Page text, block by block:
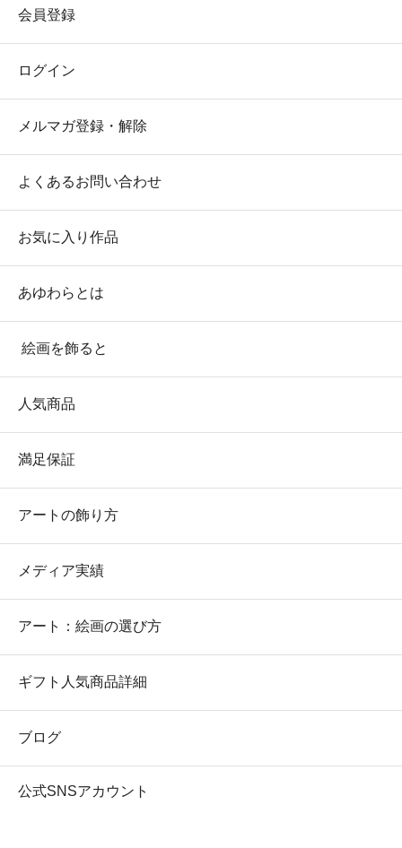
会員登録
ログイン
メルマガ登録・解除
よくあるお問い合わせ
お気に入り作品
あゆわらとは
絵画を飾ると
人気商品
満足保証
アートの飾り方
メディア実績
アート：絵画の選び方
ギフト人気商品詳細
ブログ
公式SNSアカウント